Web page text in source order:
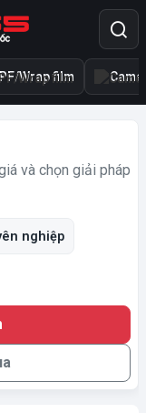
Wrap film
và chọn giải pháp
nghiệp